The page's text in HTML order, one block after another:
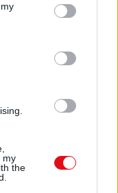
my
the
téléchargement du
le Web et les
contact par e-mail ou